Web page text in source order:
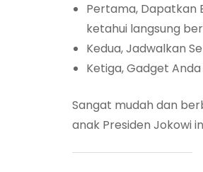
Pertama, Dapatkan
ketahui langsung
Kedua, Jadwalkan
Ketiga, Gadget
Sangat mudah dan
anak Presiden Jokowi